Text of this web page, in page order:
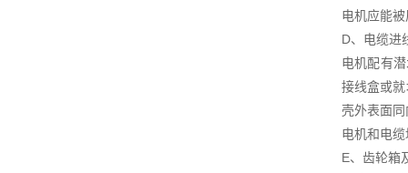
电机应能
D、电缆进
电机配有
接线盒或
壳外表面
电机和电
E、齿轮箱